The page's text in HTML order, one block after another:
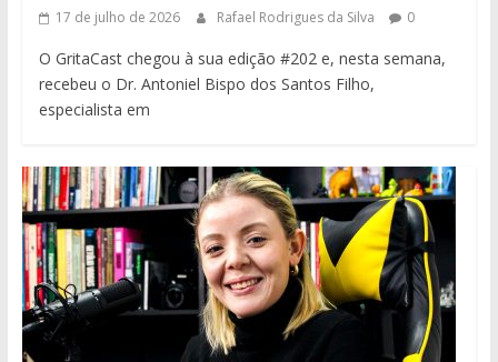
17 de julho de 2026 Rafael Rodrigues da Silva 0
O GritaCast chegou à sua edição #202 e, nesta semana,
recebeu o Dr. Antoniel Bispo dos Santos Filho,
especialista em